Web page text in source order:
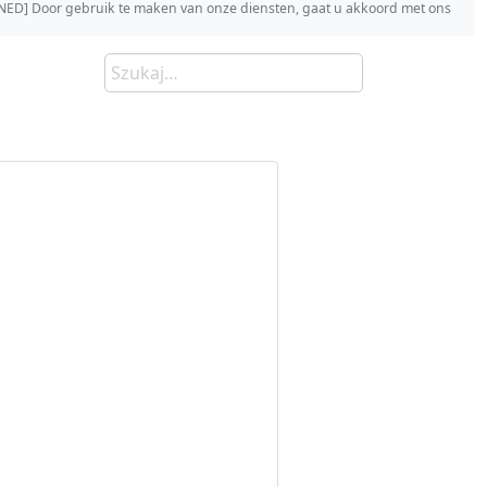
Door gebruik te maken van onze diensten, gaat u akkoord met ons